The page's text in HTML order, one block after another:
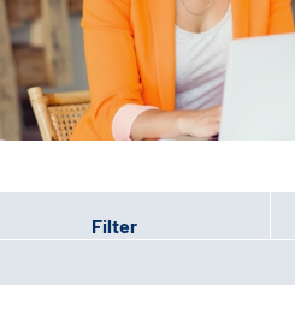
Leichte Sprache
Gebärdensprache
Filter